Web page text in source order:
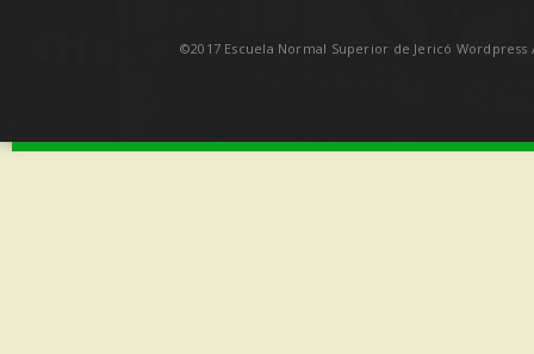
©2017 Escuela Normal Superior de Jericó